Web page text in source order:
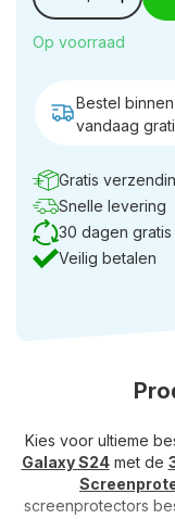
Op voorraad
Bestel binnen
vandaag
Gratis
Snelle levering
30 dagen
Veilig betalen
Kies voor ultieme
Galaxy S24met de
screenprotectors